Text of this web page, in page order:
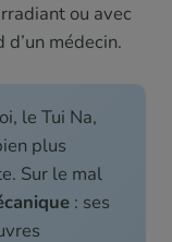
ou avec
médecin.
le Tui Na,
plus
Sur le mal
: ses